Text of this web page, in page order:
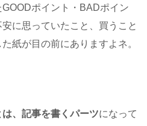
ポイント・BADポイン
に思っていたこと、買うこと
紙が目の前にありますよネ。
、記事を書くパーツになって